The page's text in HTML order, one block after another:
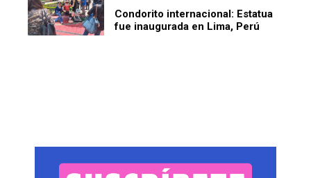
Condorito internacional: Estatua
fue inaugurada en Lima, Perú